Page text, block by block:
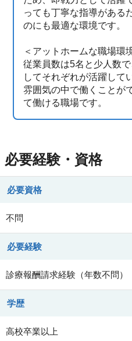
っても丁寧な指導がある
のにも最適な環境です。
＜アットホームな職場環
従業員数は5名と少人数
してそれぞれが活躍して
雰囲気の中で働くことが
て働ける職場です。
必要経験・資格
必要資格
不問
必要経験
診療報酬請求経験（年数不問）
学歴
高校卒業以上